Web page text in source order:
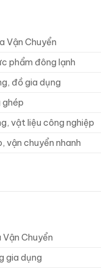
Vận Chuyển
phẩm đông lạnh
đồ gia dụng
ghép
vật liệu công nghiệp
vận chuyển nhanh
Vận Chuyển
gia dụng